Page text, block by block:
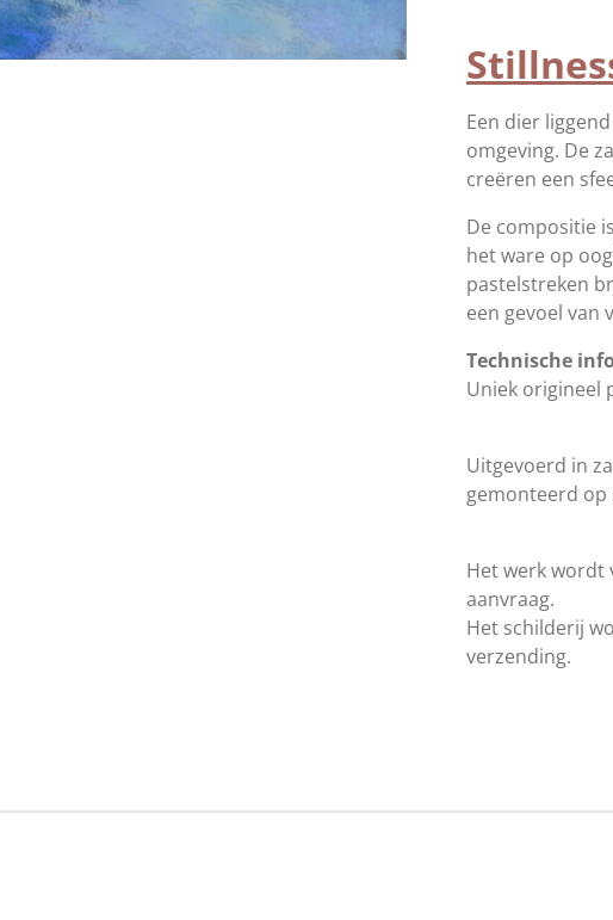
Een dier
omgeving. De
creëren een
De compositie
het ware op
pastelstreken
een gevoel
Technische
Uniek origineel
Uitgevoerd in
gemonteerd
Het werk wordt
aanvraag.
Het schilderij
verzending.